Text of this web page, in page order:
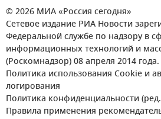
© 2026 МИА «Россия сегодня»
Сетевое издание РИА Новости
Федеральной службе по надзору в
информационных технологий и
(Роскомнадзор) 08 апреля 2014 года.
Политика использования Cookie и
логирования
Политика конфиденциальности (ред.
Правила применения